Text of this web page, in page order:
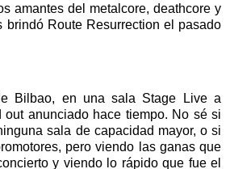
amantes del metalcore, deathcore y
brindó Route Resurrection el pasado
Bilbao, en una sala Stage Live a
out anunciado hace tiempo. No sé si
sala de capacidad mayor, o si
pero viendo las ganas que
y viendo lo rápido que fue el